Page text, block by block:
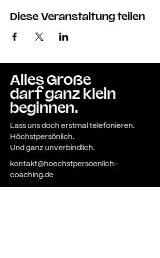
Diese Veranstaltung teilen
Alles Große
darf ganz klein
beginnen.
Lass uns doch erstmal telefonieren.
Höchstpersönlich.
Und ganz unverbindlich.
kontakt@hoechstpersoenlich-
coaching.de